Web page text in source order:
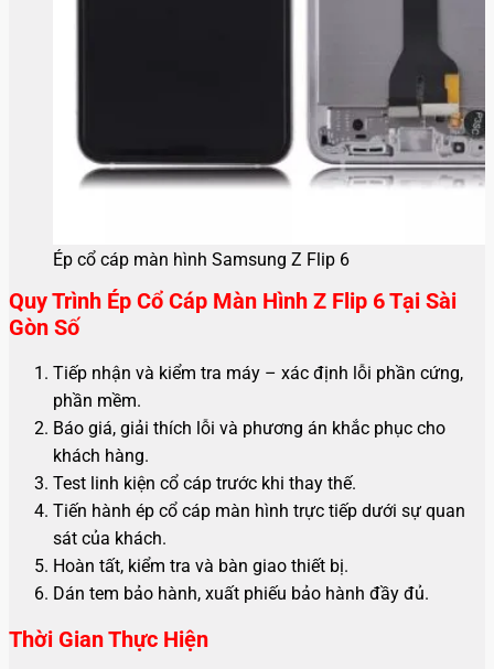
Ép cổ cáp màn hình Samsung Z Flip 6
Quy Trình Ép Cổ Cáp Màn Hình Z Flip 6 Tại Sài
Gòn Số
Tiếp nhận và kiểm tra máy – xác định lỗi phần cứng,
phần mềm.
Báo giá, giải thích lỗi và phương án khắc phục cho
khách hàng.
Test linh kiện cổ cáp trước khi thay thế.
Tiến hành ép cổ cáp màn hình trực tiếp dưới sự quan
sát của khách.
Hoàn tất, kiểm tra và bàn giao thiết bị.
Dán tem bảo hành, xuất phiếu bảo hành đầy đủ.
Thời Gian Thực Hiện